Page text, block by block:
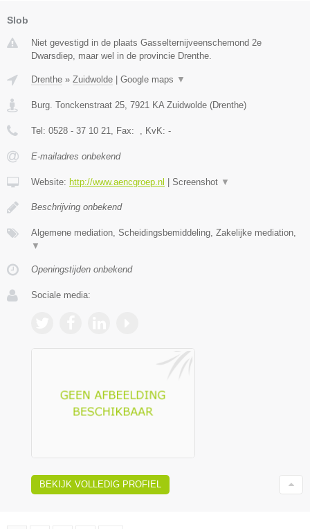
Slob
Niet gevestigd in de plaats Gasselternijveenschemond 2e
Dwarsdiep, maar wel in de provincie Drenthe.
Drenthe » Zuidwolde Google maps ▼
Burg. Tonckenstraat 25, 7921 KA Zuidwolde (Drenthe)
Tel: 0528 - 37 10 21, Fax: , KvK: -
E-mailadres onbekend
Website: http://www.aencgroep.nl Screenshot ▼
Beschrijving onbekend
Algemene mediation, Scheidingsbemiddeling, Zakelijke mediation,
▼
Openingstijden onbekend
Sociale media:
BEKIJK VOLLEDIG PROFIEL